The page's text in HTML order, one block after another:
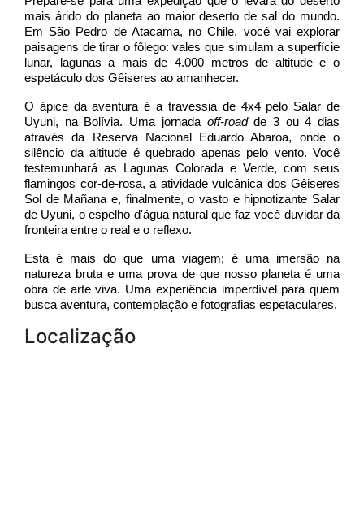
mais árido do planeta ao maior deserto de sal do mundo.
Em São Pedro de Atacama, no Chile, você vai explorar
paisagens de tirar o fôlego: vales que simulam a superfície
lunar, lagunas a mais de 4.000 metros de altitude e o
espetáculo dos Gêiseres ao amanhecer.
O ápice da aventura é a travessia de 4x4 pelo Salar de
Uyuni, na Bolívia. Uma jornada off-road de 3 ou 4 dias
através da Reserva Nacional Eduardo Abaroa, onde o
silêncio da altitude é quebrado apenas pelo vento. Você
testemunhará as Lagunas Colorada e Verde, com seus
flamingos cor-de-rosa, a atividade vulcânica dos Gêiseres
Sol de Mañana e, finalmente, o vasto e hipnotizante Salar
de Uyuni, o espelho d'água natural que faz você duvidar da
fronteira entre o real e o reflexo.
Esta é mais do que uma viagem; é uma imersão na
natureza bruta e uma prova de que nosso planeta é uma
obra de arte viva. Uma experiência imperdível para quem
busca aventura, contemplação e fotografias espetaculares.
Localização